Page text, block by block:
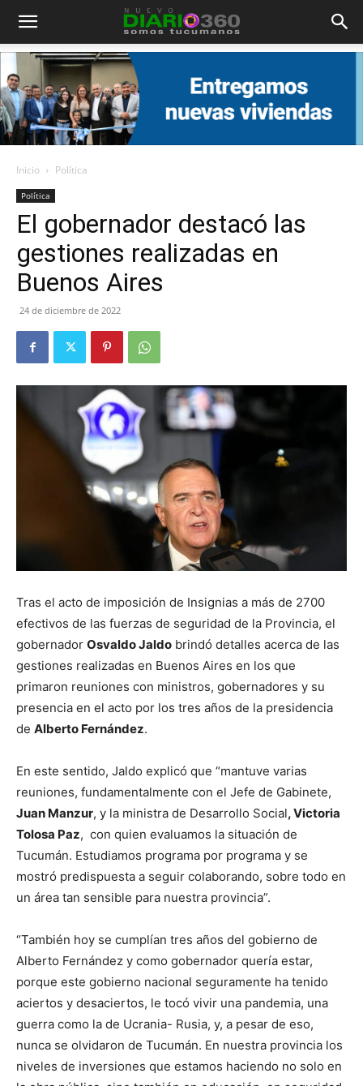
Diario
360
Inicio Política
Política
El gobernador destacó las
gestiones realizadas en
Buenos Aires
24 de diciembre de 2022
Tras el acto de imposición de Insignias a más de 2700
efectivos de las fuerzas de seguridad de la Provincia, el
gobernador Osvaldo Jaldo brindó detalles acerca de las
gestiones realizadas en Buenos Aires en los que
primaron reuniones con ministros, gobernadores y su
presencia en el acto por los tres años de la presidencia
de Alberto Fernández.
En este sentido, Jaldo explicó que “mantuve varias
reuniones, fundamentalmente con el Jefe de Gabinete,
Juan Manzur, y la ministra de Desarrollo Social, Victoria
Tolosa Paz, con quien evaluamos la situación de
Tucumán. Estudiamos programa por programa y se
mostró predispuesta a seguir colaborando, sobre todo en
un área tan sensible para nuestra provincia”.
“También hoy se cumplían tres años del gobierno de
Alberto Fernández y como gobernador quería estar,
porque este gobierno nacional seguramente ha tenido
aciertos y desaciertos, le tocó vivir una pandemia, una
guerra como la de Ucrania- Rusia, y, a pesar de eso,
nunca se olvidaron de Tucumán. En nuestra provincia los
niveles de inversiones que estamos haciendo no solo en